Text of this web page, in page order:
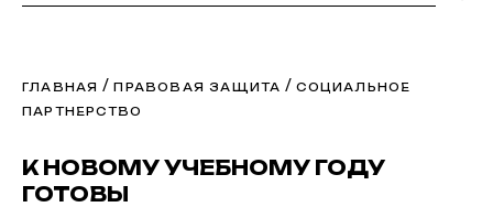
ГЛАВНАЯ /ПРАВОВАЯ ЗАЩИТА /СОЦИАЛЬНОЕ
ПАРТНЕРСТВО
К НОВОМУ УЧЕБНОМУ ГОДУ
ГОТОВЫ